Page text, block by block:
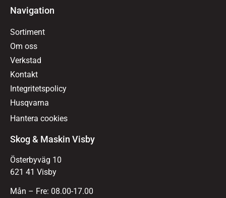
Navigation
Sortiment
Om oss
Verkstad
Kontakt
Integritetspolicy
Husqvarna
Hantera cookies
Skog & Maskin Visby
Österbyväg 10
621 41 Visby
Mån – Fre: 08.00-17.00